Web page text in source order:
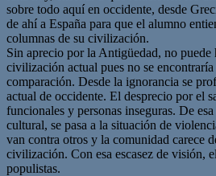
sobre todo aquí en occidente, desde
de ahí a España para que el alumno
columnas de su civilización.
Sin aprecio por la Antigüedad, no puede
civilización actual pues no se
comparación. Desde la ignorancia se
actual de occidente. El desprecio por el
funcionales y personas inseguras. De
cultural, se pasa a la situación de
van contra otros y la comunidad carece
civilización. Con esa escasez de visión,
populistas.